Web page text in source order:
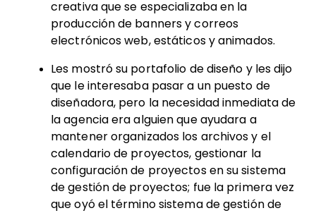
creativa que se especializaba en la
producción de banners y correos
electrónicos web, estáticos y animados.
Les mostró su portafolio de diseño y les dijo
que le interesaba pasar a un puesto de
diseñadora, pero la necesidad inmediata de
la agencia era alguien que ayudara a
mantener organizados los archivos y el
calendario de proyectos, gestionar la
configuración de proyectos en su sistema
de gestión de proyectos; fue la primera vez
que oyó el término sistema de gestión de